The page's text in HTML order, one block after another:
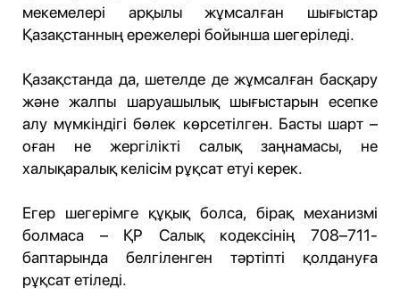
мекемелері арқылы жұмсалған шығыстар
Қазақстанның ережелері бойынша шегеріледі.
Қазақстанда да, шетелде де жұмсалған басқару
және жалпы шаруашылық шығыстарын есепке
алу мүмкіндігі бөлек көрсетілген. Басты шарт –
оған не жергілікті салық заңнамасы, не
халықаралық келісім рұқсат етуі керек.
Егер шегерімге құқық болса, бірақ механизмі
болмаса – ҚР Салық кодексінің 708–711-
баптарында белгіленген тәртіпті қолдануға
рұқсат етіледі.